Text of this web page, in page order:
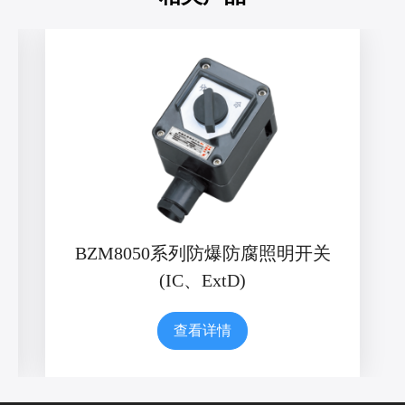
BZM8050系列防爆防腐照明开关
(IC、ExtD)
查看详情